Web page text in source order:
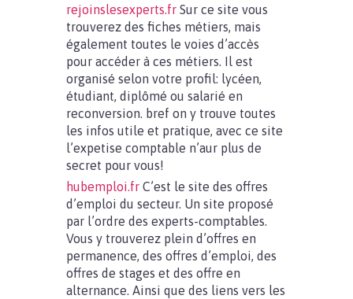
rejoinslesexperts.fr Sur ce site vous
trouverez des fiches métiers, mais
également toutes le voies d’accès
pour accéder à ces métiers. Il est
organisé selon votre profil: lycéen,
étudiant, diplômé ou salarié en
reconversion. bref on y trouve toutes
les infos utile et pratique, avec ce site
l’expetise comptable n’aur plus de
secret pour vous!
hubemploi.fr C’est le site des offres
d’emploi du secteur. Un site proposé
par l’ordre des experts-comptables.
Vous y trouverez plein d’offres en
permanence, des offres d’emploi, des
offres de stages et des offre en
alternance. Ainsi que des liens vers les